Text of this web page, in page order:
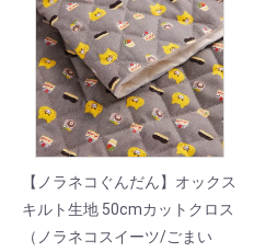
【ノラネコぐんだん】オックス
キルト生地 50cmカットクロス
（ノラネコスイーツ/ごまい